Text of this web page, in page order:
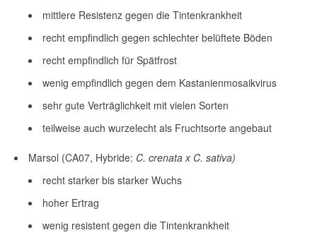
mittlere Resistenz gegen die Tintenkrankheit
recht empfindlich gegen schlechter belüftete Böden
recht empfindlich für Spätfrost
wenig empfindlich gegen dem Kastanienmosaikvirus
sehr gute Verträglichkeit mit vielen Sorten
teilweise auch wurzelecht als Fruchtsorte angebaut
Marsol (CA07, Hybride: C. crenata x C. sativa)
recht starker bis starker Wuchs
hoher Ertrag
wenig resistent gegen die Tintenkrankheit